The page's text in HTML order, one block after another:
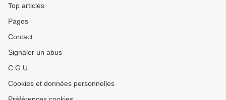
Top articles
Pages
Contact
Signaler un abus
C.G.U.
Cookies et données personnelles